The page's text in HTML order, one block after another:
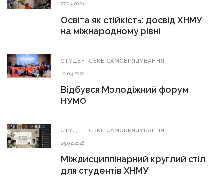
27.03.2026
Освіта як стійкість: досвід ХНМУ
на міжнародному рівні
СТУДЕНТСЬКЕ САМОВРЯДУВАННЯ
10.03.2026
Відбувся Молодіжний форум
НУМО
СТУДЕНТСЬКЕ САМОВРЯДУВАННЯ
25.02.2026
Міждисциплінарний круглий стіл
для студентів ХНМУ